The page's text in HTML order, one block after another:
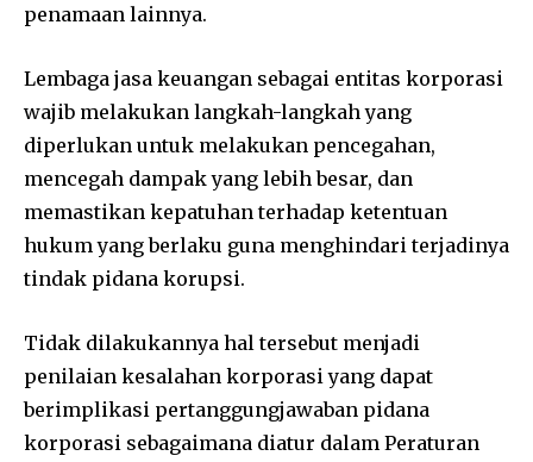
penamaan lainnya.
Lembaga jasa keuangan sebagai entitas korporasi
wajib melakukan langkah-langkah yang
diperlukan untuk melakukan pencegahan,
mencegah dampak yang lebih besar, dan
memastikan kepatuhan terhadap ketentuan
hukum yang berlaku guna menghindari terjadinya
tindak pidana korupsi.
Tidak dilakukannya hal tersebut menjadi
penilaian kesalahan korporasi yang dapat
berimplikasi pertanggungjawaban pidana
korporasi sebagaimana diatur dalam Peraturan